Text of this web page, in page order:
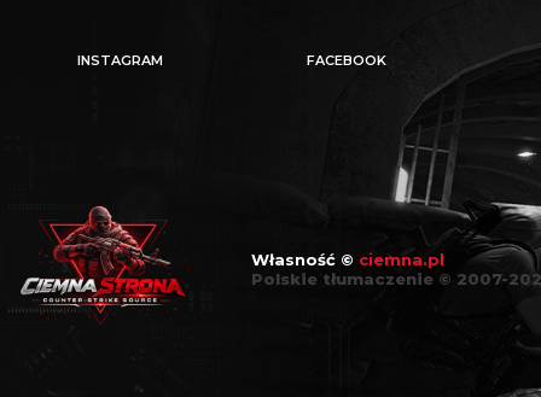
INSTAGRAM FACEBOOK
Własność © ciemna.pl
Polskie tłumaczenie © 2007-